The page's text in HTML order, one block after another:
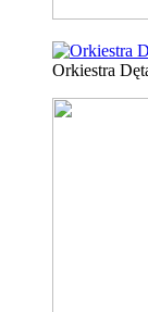
Orkiestra